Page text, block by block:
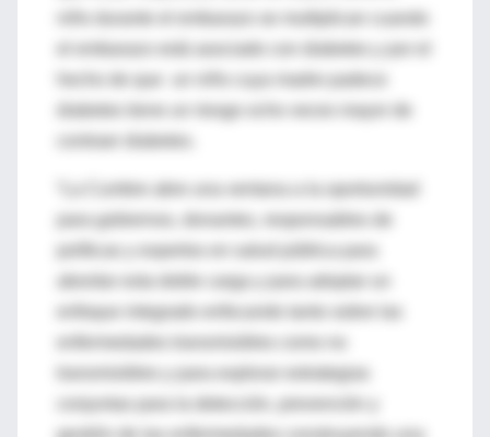
diabetes tiene un riesgo ocho veces mayor de
para gobiernos, donantes, responsables de
abordar esta doble carga y para adoptar un
enfoque integrado enfocando tanto sobre las
transmisibles y para explorar estrategias